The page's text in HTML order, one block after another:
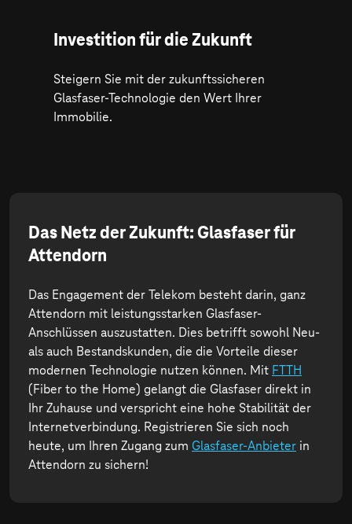
Investition für die Zukunft
Steigern Sie mit der zukunftssicheren
Glasfaser-Technologie den Wert Ihrer
Immobilie.
Das Netz der Zukunft: Glasfaser für
Attendorn
Das Engagement der Telekom besteht darin, ganz
Attendorn mit leistungsstarken Glasfaser-
Anschlüssen auszustatten. Dies betrifft sowohl Neu-
als auch Bestandskunden, die die Vorteile dieser
modernen Technologie nutzen können. Mit FTTH
(Fiber to the Home) gelangt die Glasfaser direkt in
Ihr Zuhause und verspricht eine hohe Stabilität der
Internetverbindung. Registrieren Sie sich noch
heute, um Ihren Zugang zum Glasfaser-Anbieter in
Attendorn zu sichern!